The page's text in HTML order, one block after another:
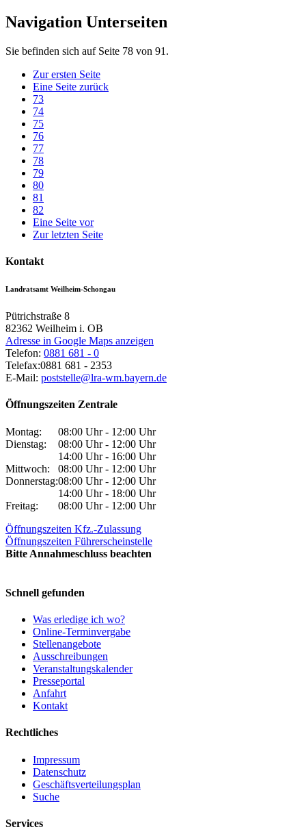
Navigation Unterseiten
Sie befinden sich auf Seite 78 von 91.
Zur ersten Seite
Eine Seite zurück
73
74
75
76
77
78
79
80
81
82
Eine Seite vor
Zur letzten Seite
Kontakt
Landratsamt Weilheim-Schongau
Pütrichstraße 8
82362 Weilheim i. OB
Adresse in Google Maps anzeigen
Telefon: 0881 681 - 0
Telefax:0881 681 - 2353
E-Mail: poststelle@lra-wm.bayern.de
Öffnungszeiten Zentrale
Montag:
08:00 Uhr - 12:00 Uhr
Dienstag:
08:00 Uhr - 12:00 Uhr
14:00 Uhr - 16:00 Uhr
Mittwoch:
08:00 Uhr - 12:00 Uhr
Donnerstag:08:00 Uhr - 12:00 Uhr
14:00 Uhr - 18:00 Uhr
Freitag:
08:00 Uhr - 12:00 Uhr
Öffnungszeiten Kfz.-Zulassung
Öffnungszeiten Führerscheinstelle
Bitte Annahmeschluss beachten
Schnell gefunden
Was erledige ich wo?
Online-Terminvergabe
Stellenangebote
Ausschreibungen
Veranstaltungskalender
Presseportal
Anfahrt
Kontakt
Rechtliches
Impressum
Datenschutz
Geschäftsverteilungsplan
Suche
Services